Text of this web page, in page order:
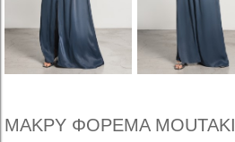
ΜΑΚΡΥ ΦΟΡΕΜΑ MOUTAKI